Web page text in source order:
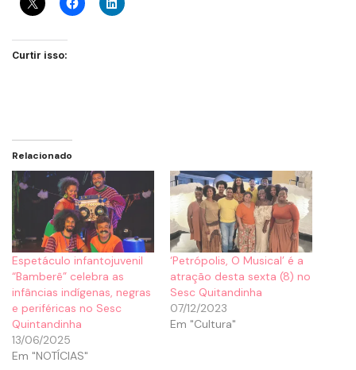
Curtir isso:
Relacionado
Espetáculo infantojuvenil
“Bamberê” celebra as
infâncias indígenas, negras
e periféricas no Sesc
Quintandinha
13/06/2025
Em "NOTÍCIAS"
‘Petrópolis, O Musical’ é a
atração desta sexta (8) no
Sesc Quitandinha
07/12/2023
Em "Cultura"